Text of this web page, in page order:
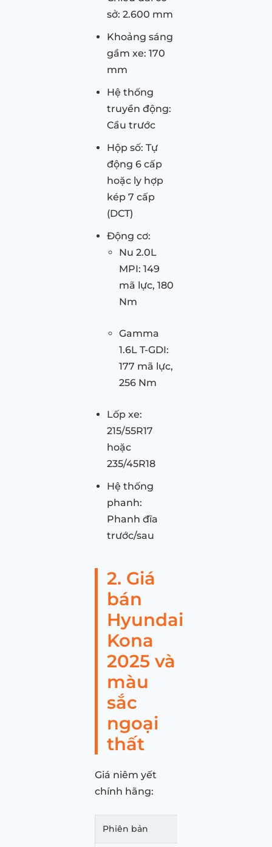
sở: 2.600 mm
Khoảng sáng
gầm xe: 170
mm
Hệ thống
truyền động:
Cầu trước
Hộp số: Tự
động 6 cấp
hoặc ly hợp
kép 7 cấp
(DCT)
Động cơ:
Nu 2.0L
MPI: 149
mã lực, 180
Nm
Gamma
1.6L T-GDI:
177 mã lực,
256 Nm
Lốp xe:
215/55R17
hoặc
235/45R18
Hệ thống
phanh:
Phanh đĩa
trước/sau
2. Giá
bán
Hyundai
Kona
2025 và
màu
sắc
ngoại
thất
Giá niêm yết
chính hãng:
Phiên bản